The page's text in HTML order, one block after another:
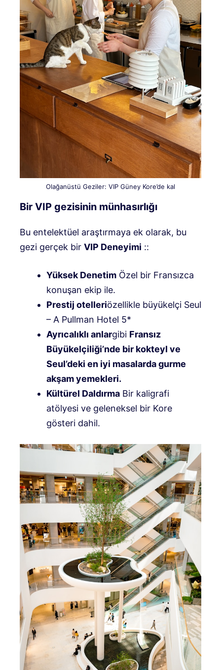
Olağanüstü Geziler: VIP Güney Kore’de kal
Bir VIP gezisinin münhasırlığı
Bu entelektüel araştırmaya ek olarak, bu
gezi gerçek bir VIP Deneyimi ::
Yüksek Denetim Özel bir Fransızca
konuşan ekip ile.
Prestij otelleriözellikle büyükelçi Seul
– A Pullman Hotel 5*
Ayrıcalıklı anlargibi Fransız
Büyükelçiliği’nde bir kokteyl ve
Seul’deki en iyi masalarda gurme
akşam yemekleri.
Kültürel Daldırma Bir kaligrafi
atölyesi ve geleneksel bir Kore
gösteri dahil.